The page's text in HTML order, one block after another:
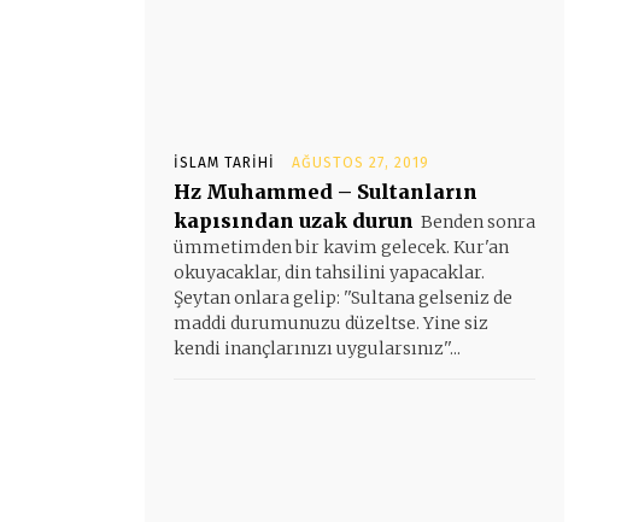
İSLAM TARIHI AĞUSTOS 27, 2019
Hz Muhammed – Sultanların
kapısından uzak durun Benden sonra
ümmetimden bir kavim gelecek. Kur'an
okuyacaklar, din tahsilini yapacaklar.
Şeytan onlara gelip: ''Sultana gelseniz de
maddi durumunuzu düzeltse. Yine siz
kendi inançlarınızı uygularsınız''...